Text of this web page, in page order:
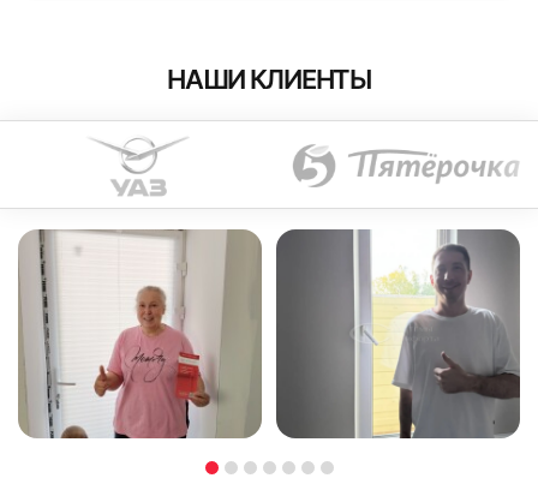
НАШИ КЛИЕНТЫ